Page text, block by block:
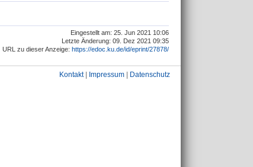
Eingestellt am: 25. Jun 2021 10:06
Letzte Änderung: 09. Dez 2021 09:35
URL zu dieser Anzeige: https://edoc.ku.de/id/eprint/27878/
Kontakt| Impressum Datenschutz